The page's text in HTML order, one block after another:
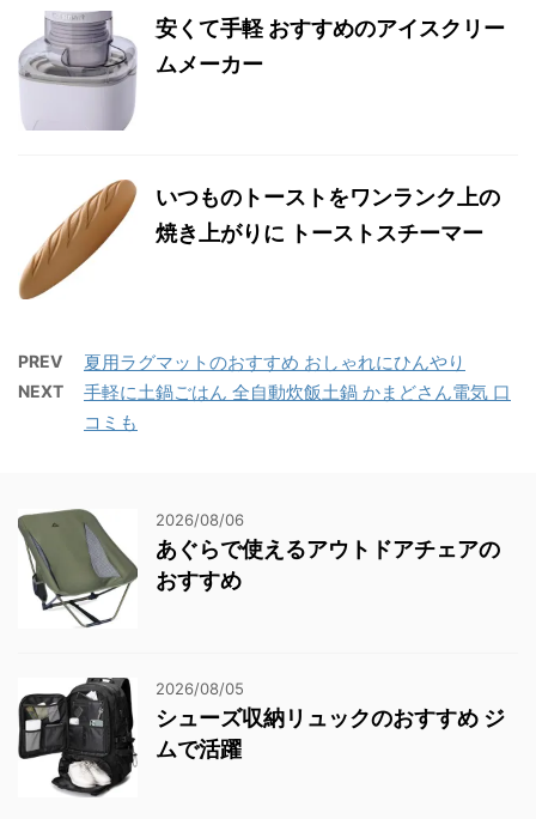
安くて手軽 おすすめのアイスクリー
ムメーカー
いつものトーストをワンランク上の
焼き上がりに トーストスチーマー
PREV 夏用ラグマットのおすすめ おしゃれにひんやり
NEXT
手軽に土鍋ごはん 全自動炊飯土鍋 かまどさん電気 口
コミも
2026/08/06
あぐらで使えるアウトドアチェアの
おすすめ
2026/08/05
シューズ収納リュックのおすすめ ジ
ムで活躍